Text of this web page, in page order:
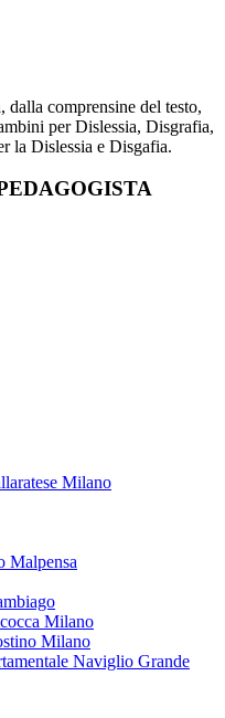
comprensine del testo,
per Dislessia, Disgrafia,
la Dislessia e Disgafia.
Milano
Malpensa
Milano
Milano
Naviglio Grande